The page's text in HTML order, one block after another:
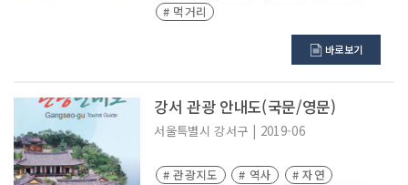
# 먹거리
바로보기
강서 관광 안내도(국문/영문)
서울특별시 강서구 | 2019-06
# 관광지도 # 역사
# 자연